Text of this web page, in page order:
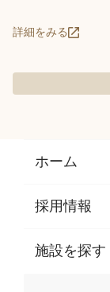
詳細をみる
ホーム
採用情報
施設を探す